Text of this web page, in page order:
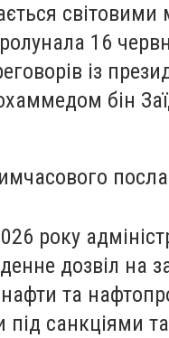
16
із
бін
року
дозвіл на
та
під санкціями